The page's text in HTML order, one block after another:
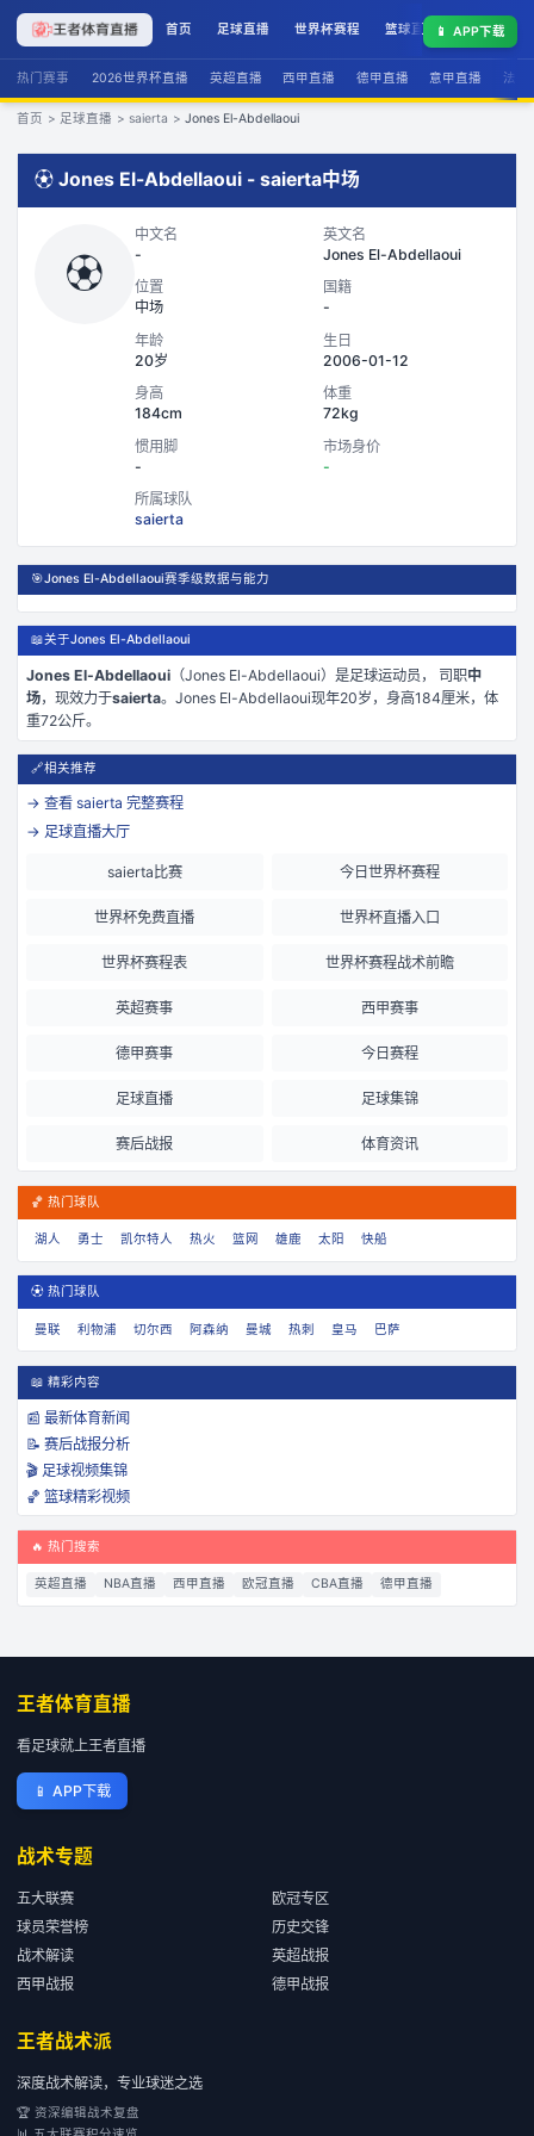
首页 足球直播 世界杯赛程 篮球直播 联赛积分
📱 APP下载
热门赛事 2026世界杯直播 英超直播 西甲直播 德甲直播 意甲直播 法甲
首页 > 足球直播 > saierta > Jones El-Abdellaoui
⚽ Jones El-Abdellaoui - saierta中场
⚽
中文名
-
英文名
Jones El-Abdellaoui
位置
中场
国籍
-
年龄
20岁
生日
2006-01-12
身高
184cm
体重
72kg
惯用脚
-
市场身价
-
所属球队
saierta
🎯Jones El-Abdellaoui赛季级数据与能力
📖关于Jones El-Abdellaoui
Jones El-Abdellaoui （Jones El-Abdellaoui）是足球运动员， 司职中
场，现效力于saierta。 Jones El-Abdellaoui现年20岁 ，身高184厘米，体
重72公斤。
🔗相关推荐
→ 查看 saierta 完整赛程
→ 足球直播大厅
saierta比赛 今日世界杯赛程
世界杯免费直播 世界杯直播入口
世界杯赛程表 世界杯赛程战术前瞻
英超赛事 西甲赛事
德甲赛事 今日赛程
足球直播 足球集锦
赛后战报 体育资讯
🏀 热门球队
湖人 勇士 凯尔特人 热火 篮网 雄鹿 太阳 快船
⚽ 热门球队
曼联 利物浦 切尔西 阿森纳 曼城 热刺 皇马 巴萨
📖 精彩内容
📰 最新体育新闻
📝 赛后战报分析
🎬 足球视频集锦
🏀 篮球精彩视频
🔥 热门搜索
英超直播 NBA直播 西甲直播 欧冠直播 CBA直播 德甲直播
王者体育直播
看足球就上王者直播
📱 APP下载
战术专题
五大联赛
欧冠专区
球员荣誉榜
历史交锋
战术解读
英超战报
西甲战报
德甲战报
王者战术派
深度战术解读，专业球迷之选
🏆 资深编辑战术复盘